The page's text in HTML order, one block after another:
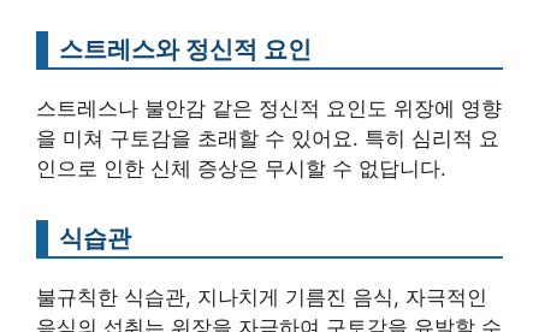
스트레스와 정신적 요인
스트레스나 불안감 같은 정신적 요인도 위장에 영향
을 미쳐 구토감을 초래할 수 있어요. 특히 심리적 요
인으로 인한 신체 증상은 무시할 수 없답니다.
식습관
불규칙한 식습관, 지나치게 기름진 음식, 자극적인